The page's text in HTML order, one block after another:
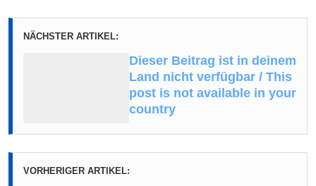
NÄCHSTER ARTIKEL:
Dieser Beitrag ist in deinem
Land nicht verfügbar / This
post is not available in your
country
VORHERIGER ARTIKEL: